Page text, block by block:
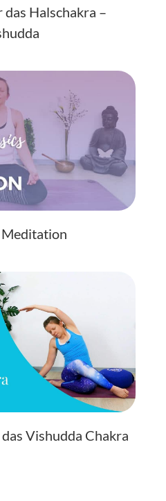
Halschakra –
Vishudda Chakra